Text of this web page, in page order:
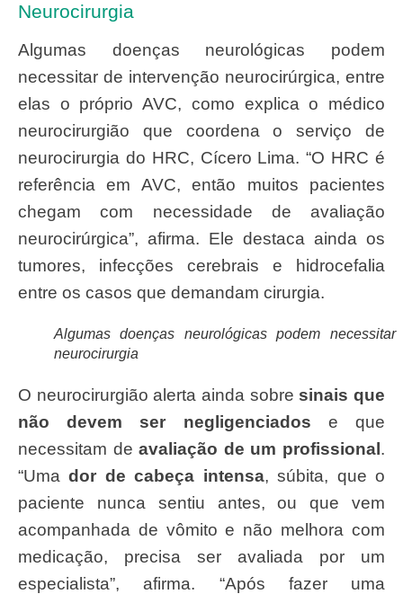
Neurocirurgia
Algumas doenças neurológicas podem
necessitar de intervenção neurocirúrgica, entre
elas o próprio AVC, como explica o médico
neurocirurgião que coordena o serviço de
neurocirurgia do HRC, Cícero Lima. “O HRC é
referência em AVC, então muitos pacientes
chegam com necessidade de avaliação
neurocirúrgica”, afirma. Ele destaca ainda os
tumores, infecções cerebrais e hidrocefalia
entre os casos que demandam cirurgia.
Algumas doenças neurológicas podem necessitar
neurocirurgia
O neurocirurgião alerta ainda sobresinais que
não devem ser negligenciados e que
necessitam deavaliação de um profissional.
“Umador de cabeça intensa, súbita, que o
paciente nunca sentiu antes, ou que vem
acompanhada de vômito e não melhora com
medicação, precisa ser avaliada por um
especialista”, afirma. “Após fazer uma